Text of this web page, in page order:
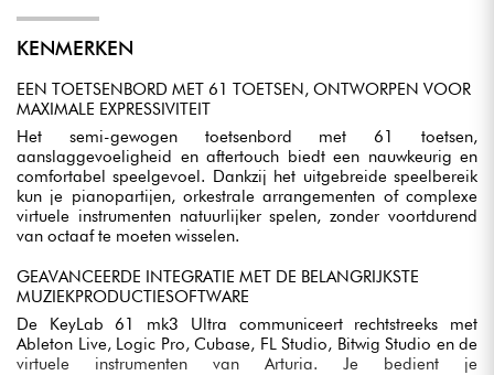
KENMERKEN
EEN TOETSENBORD MET 61 TOETSEN, ONTWORPEN VOOR
MAXIMALE EXPRESSIVITEIT
Het semi-gewogen toetsenbord met 61 toetsen,
aanslaggevoeligheid en aftertouch biedt een nauwkeurig en
comfortabel speelgevoel. Dankzij het uitgebreide speelbereik
kun je pianopartijen, orkestrale arrangementen of complexe
virtuele instrumenten natuurlijker spelen, zonder voortdurend
van octaaf te moeten wisselen.
GEAVANCEERDE INTEGRATIE MET DE BELANGRIJKSTE
MUZIEKPRODUCTIESOFTWARE
De KeyLab 61 mk3 Ultra communiceert rechtstreeks met
Ableton Live, Logic Pro, Cubase, FL Studio, Bitwig Studio en de
virtuele instrumenten van Arturia. Je bedient je